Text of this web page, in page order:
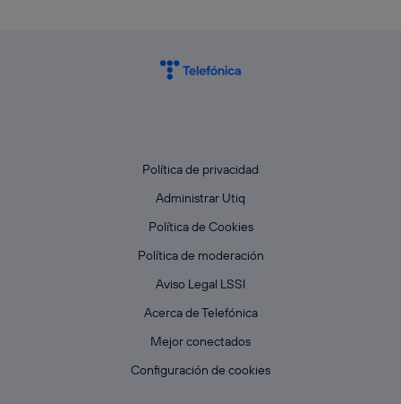
Política de privacidad
Administrar Utiq
Política de Cookies
Política de moderación
Aviso Legal LSSI
Acerca de Telefónica
Mejor conectados
Configuración de cookies